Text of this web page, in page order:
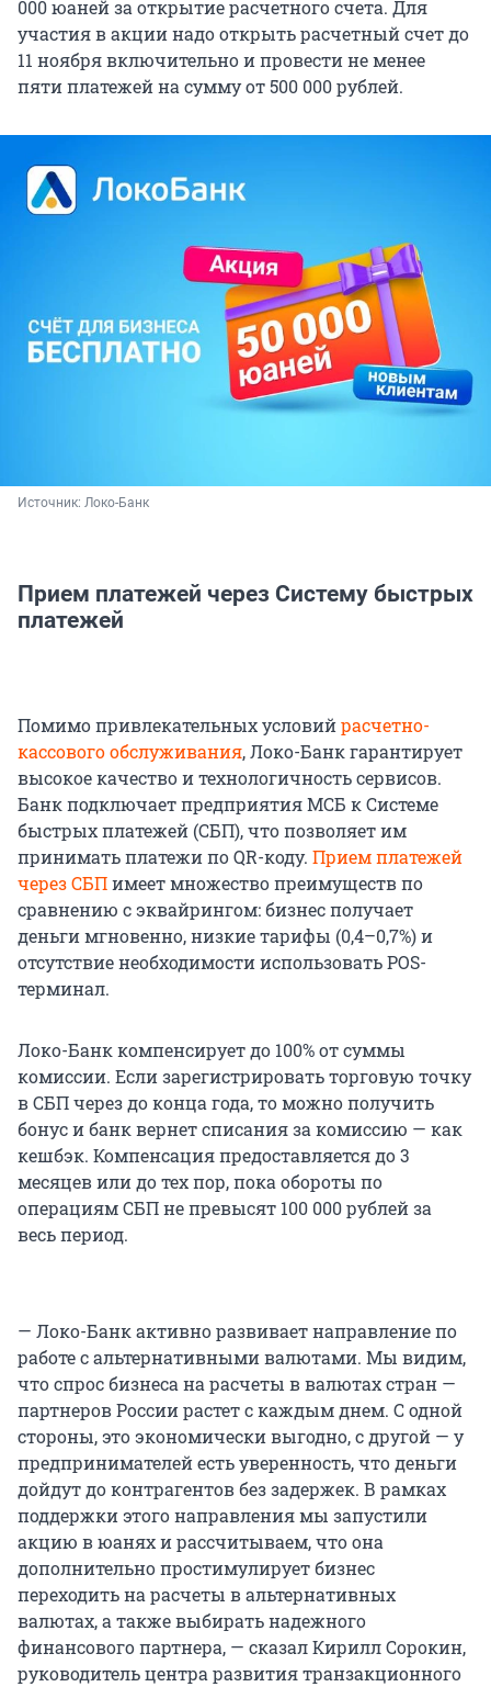
000 юаней за открытие расчетного счета. Для
участия в акции надо открыть расчетный счет до
11 ноября включительно и провести не менее
пяти платежей на сумму от 500 000 рублей.
Источник: Локо-Банк
Прием платежей через Систему быстрых
платежей
Помимо привлекательных условийрасчетно-
кассового обслуживания, Локо-Банк гарантирует
высокое качество и технологичность сервисов.
Банк подключает предприятия МСБ к Системе
быстрых платежей (СБП), что позволяет им
принимать платежи по QR-коду. Прием платежей
через СБПимеет множество преимуществ по
сравнению с эквайрингом: бизнес получает
деньги мгновенно, низкие тарифы (0,4–0,7%) и
отсутствие необходимости использовать POS-
терминал.
Локо-Банк компенсирует до 100% от суммы
комиссии. Если зарегистрировать торговую точку
в СБП через до конца года, то можно получить
бонус и банк вернет списания за комиссию — как
кешбэк. Компенсация предоставляется до 3
месяцев или до тех пор, пока обороты по
операциям СБП не превысят 100 000 рублей за
весь период.
— Локо-Банк активно развивает направление по
работе с альтернативными валютами. Мы видим,
что спрос бизнеса на расчеты в валютах стран —
партнеров России растет с каждым днем. С одной
стороны, это экономически выгодно, с другой — у
предпринимателей есть уверенность, что деньги
дойдут до контрагентов без задержек. В рамках
поддержки этого направления мы запустили
акцию в юанях и рассчитываем, что она
дополнительно простимулирует бизнес
переходить на расчеты в альтернативных
валютах, а также выбирать надежного
финансового партнера, — сказал Кирилл Сорокин,
руководитель центра развития транзакционного